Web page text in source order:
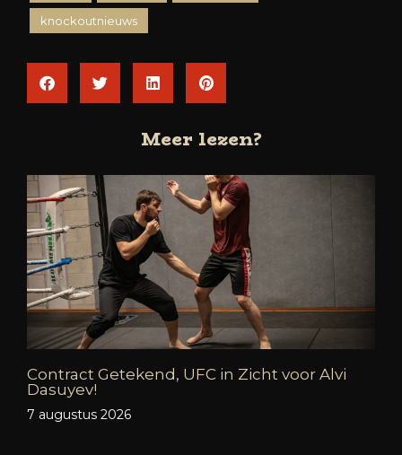
knockoutnieuws
Meer lezen?
Contract Getekend, UFC in Zicht voor Alvi
Dasuyev!
7 augustus 2026